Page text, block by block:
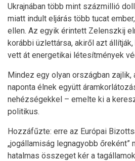
Ukrajnában több mint százmillió
miatt indult eljárás több tucat
ellen. Az egyik érintett Zelenszkij
korábbi üzlettársa, akiről azt
vett át energetikai létesítmények
Mindez egy olyan országban zajlik,
naponta élnek együtt
nehézségekkel – emelte ki a
politikus.
Hozzáfűzte: erre az Európai
„jogállamiság legnagyobb őreként”
hatalmas összeget kér a